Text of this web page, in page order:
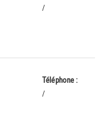
/
Téléphone :
/